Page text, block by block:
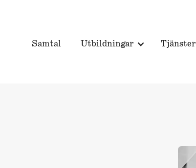
Samtal Utbildningar Tjänster